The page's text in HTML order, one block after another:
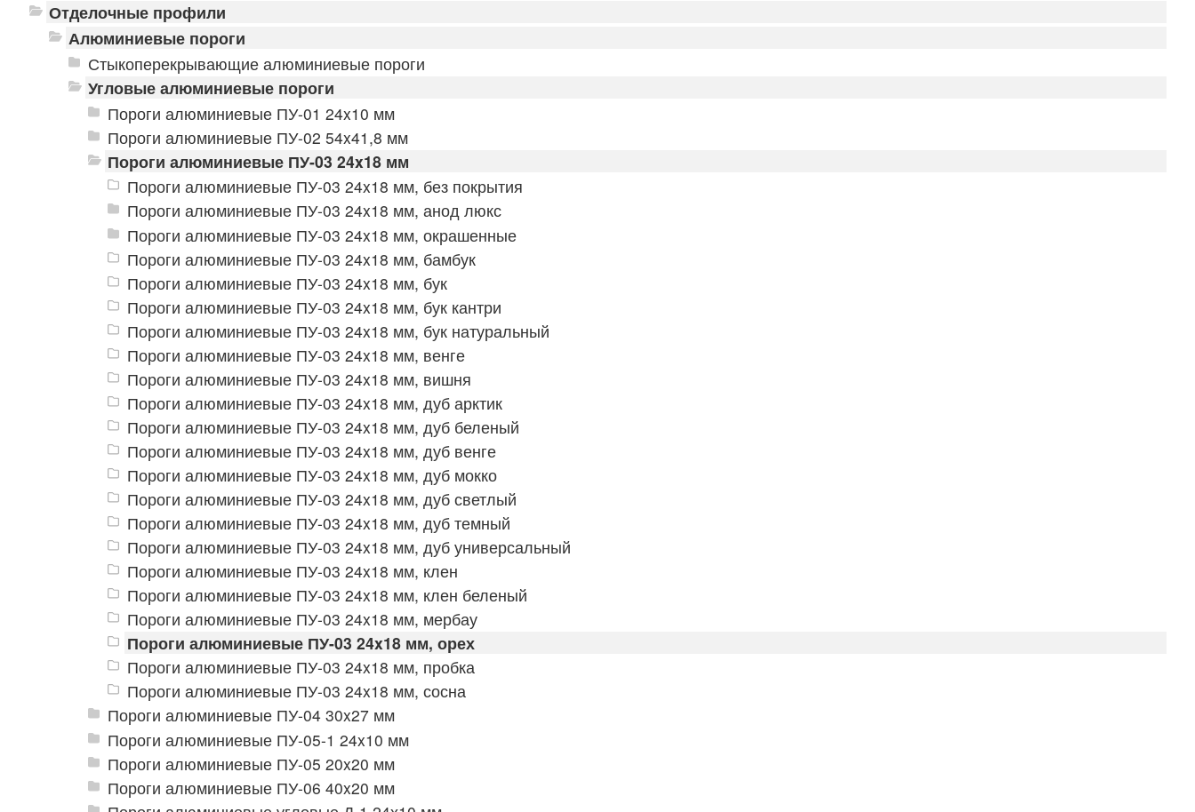
Отделочные профили
Алюминиевые пороги
Стыкоперекрывающие алюминиевые пороги
Угловые алюминиевые пороги
Пороги алюминиевые ПУ-01 24x10 мм
Пороги алюминиевые ПУ-02 54x41,8 мм
Пороги алюминиевые ПУ-03 24x18 мм
Пороги алюминиевые ПУ-03 24x18 мм, без покрытия
Пороги алюминиевые ПУ-03 24x18 мм, анод люкс
Пороги алюминиевые ПУ-03 24x18 мм, окрашенные
Пороги алюминиевые ПУ-03 24x18 мм, бамбук
Пороги алюминиевые ПУ-03 24x18 мм, бук
Пороги алюминиевые ПУ-03 24x18 мм, бук кантри
Пороги алюминиевые ПУ-03 24x18 мм, бук натуральный
Пороги алюминиевые ПУ-03 24x18 мм, венге
Пороги алюминиевые ПУ-03 24x18 мм, вишня
Пороги алюминиевые ПУ-03 24x18 мм, дуб арктик
Пороги алюминиевые ПУ-03 24x18 мм, дуб беленый
Пороги алюминиевые ПУ-03 24x18 мм, дуб венге
Пороги алюминиевые ПУ-03 24x18 мм, дуб мокко
Пороги алюминиевые ПУ-03 24x18 мм, дуб светлый
Пороги алюминиевые ПУ-03 24x18 мм, дуб темный
Пороги алюминиевые ПУ-03 24x18 мм, дуб универсальный
Пороги алюминиевые ПУ-03 24x18 мм, клен
Пороги алюминиевые ПУ-03 24x18 мм, клен беленый
Пороги алюминиевые ПУ-03 24x18 мм, мербау
Пороги алюминиевые ПУ-03 24x18 мм, орех
Пороги алюминиевые ПУ-03 24x18 мм, пробка
Пороги алюминиевые ПУ-03 24x18 мм, сосна
Пороги алюминиевые ПУ-04 30x27 мм
Пороги алюминиевые ПУ-05-1 24x10 мм
Пороги алюминиевые ПУ-05 20x20 мм
Пороги алюминиевые ПУ-06 40x20 мм